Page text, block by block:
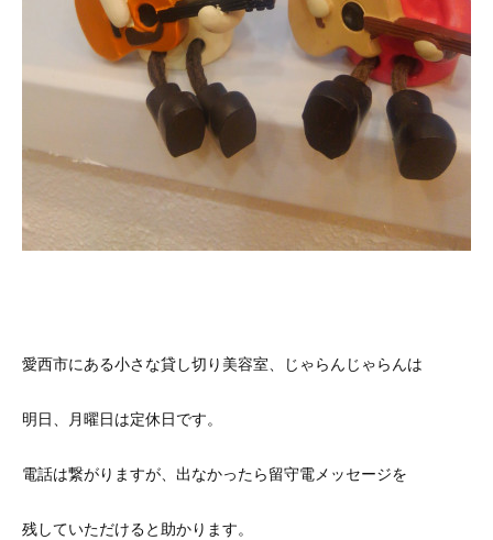
愛西市にある小さな貸し切り美容室、じゃらんじゃらんは
明日、月曜日は定休日です。
電話は繋がりますが、出なかったら留守電メッセージを
残していただけると助かります。